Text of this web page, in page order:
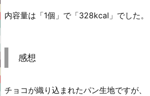
内容量は「1個」で「328kcal」でした。
感想
チョコが織り込まれたパン生地ですが、